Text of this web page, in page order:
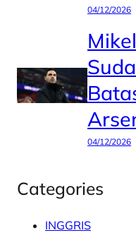
04/12/2026
04/12/2026
Categories
INGGRIS